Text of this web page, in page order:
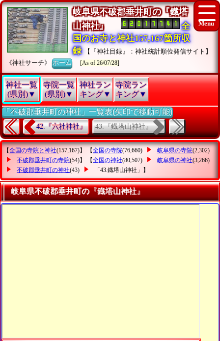
岐阜県不破郡垂井町の『鐡塔
山神社』
全
国のお寺と神社157,167箇所収
録
【『神社目録』：神社統計順位発信サイト】
《神社サーチ》ホーム [As of 26/07/28]
神社一覧
(県別)▼
寺院一覧
(県別)▼
神社ラン
キング▼
寺院ラン
キング▼
「不破郡垂井町の神社」一覧表(矢印で移動可能)
42.『六社神社』 43.『鐡塔山神社』
【全国の寺院と神社(157,167)】 【全国の寺院(76,660) 岐阜県の寺院(2,302)
不破郡垂井町の寺院(54)】 【全国の神社(80,507) 岐阜県の神社(3,266)
不破郡垂井町の神社(43) 「43.鐡塔山神社」 】
岐阜県不破郡垂井町の『鐡塔山神社』